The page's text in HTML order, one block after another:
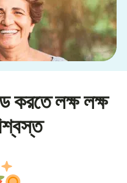
করতে লক্ষ লক্ষ